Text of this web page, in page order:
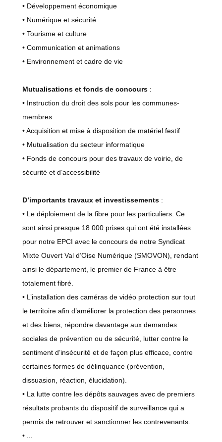
• Développement économique
• Numérique et sécurité
• Tourisme et culture
• Communication et animations
• Environnement et cadre de vie
Mutualisations et fonds de concours :
• Instruction du droit des sols pour les communes-
membres
• Acquisition et mise à disposition de matériel festif
• Mutualisation du secteur informatique
• Fonds de concours pour des travaux de voirie, de
sécurité et d’accessibilité
D’importants travaux et investissements :
• Le déploiement de la fibre pour les particuliers. Ce
sont ainsi presque 18 000 prises qui ont été installées
pour notre EPCI avec le concours de notre Syndicat
Mixte Ouvert Val d’Oise Numérique (SMOVON), rendant
ainsi le département, le premier de France à être
totalement fibré.
• L’installation des caméras de vidéo protection sur tout
le territoire afin d’améliorer la protection des personnes
et des biens, répondre davantage aux demandes
sociales de prévention ou de sécurité, lutter contre le
sentiment d’insécurité et de façon plus efficace, contre
certaines formes de délinquance (prévention,
dissuasion, réaction, élucidation).
• La lutte contre les dépôts sauvages avec de premiers
résultats probants du dispositif de surveillance qui a
permis de retrouver et sanctionner les contrevenants.
• ...